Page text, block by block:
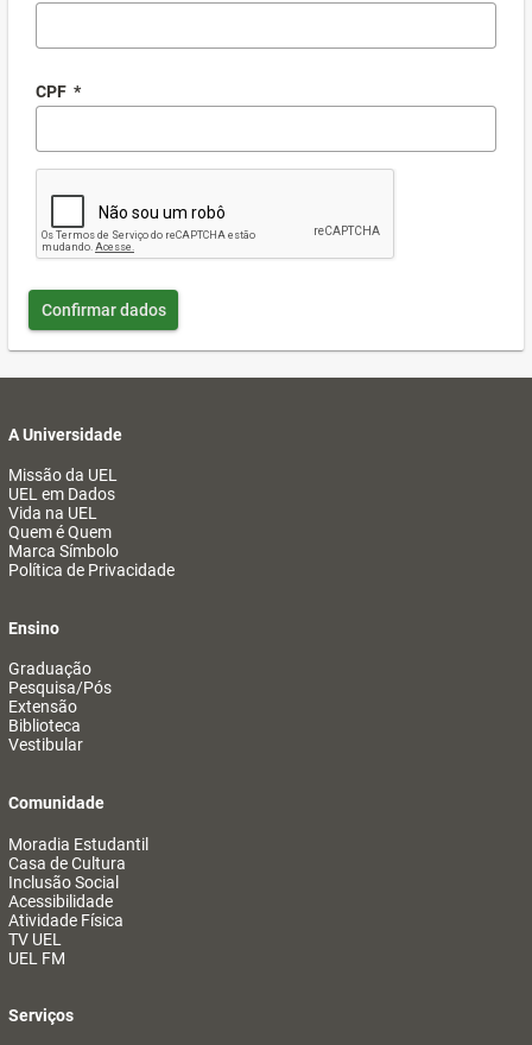
CPF *
Confirmar dados
A Universidade
Missão da UEL
UEL em Dados
Vida na UEL
Quem é Quem
Marca Símbolo
Política de Privacidade
Ensino
Graduação
Pesquisa/Pós
Extensão
Biblioteca
Vestibular
Comunidade
Moradia Estudantil
Casa de Cultura
Inclusão Social
Acessibilidade
Atividade Física
TV UEL
UEL FM
Serviços